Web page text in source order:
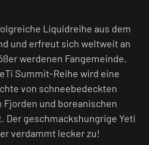
Liquidreihe aus dem
und erfreut sich weltweit an
werdenen Fangemeinde.
Summit-Reihe wird eine
von schneebedeckten
Fjorden und boreanischen
Der geschmackshungrige Yeti
verdammt lecker zu!